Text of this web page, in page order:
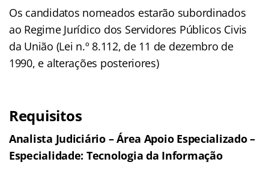
Os candidatos nomeados estarão subordinados
ao Regime Jurídico dos Servidores Públicos Civis
da União (Lei n.º 8.112, de 11 de dezembro de
1990, e alterações posteriores)
Requisitos
Analista Judiciário – Área Apoio Especializado –
Especialidade: Tecnologia da Informação